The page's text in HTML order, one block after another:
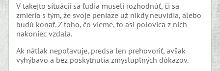
V takejto situácii sa ľudia museli rozhodnúť, či sa
zmieria s tým, že svoje peniaze už nikdy neuvidia, alebo
budú konať. Z toho, čo vieme, to asi polovica z nich
nakoniec vzdala.
Ak nátlak nepoľavuje, predsa len prehovoriť, avšak
vyhýbavo a bez poskytnutia zmysluplných dôkazov.